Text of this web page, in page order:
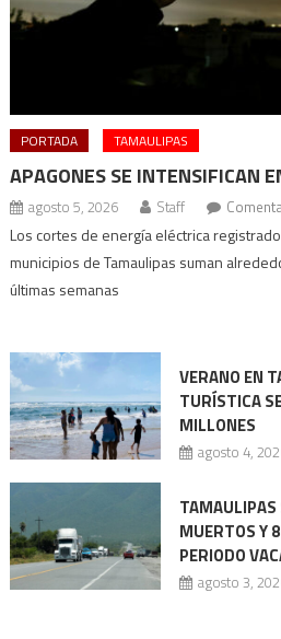
PORTADA TAMAULIPAS
APAGONES SE INTENSIFICAN
agosto 5, 2026 Staff
Los cortes de energía eléctrica
municipios de Tamaulipas suman
últimas semanas
VERANO EN
TURÍSTICA
MILLONES
agosto 4,
TAMAULIPAS
MUERTOS Y
PERIODO
agosto 3,